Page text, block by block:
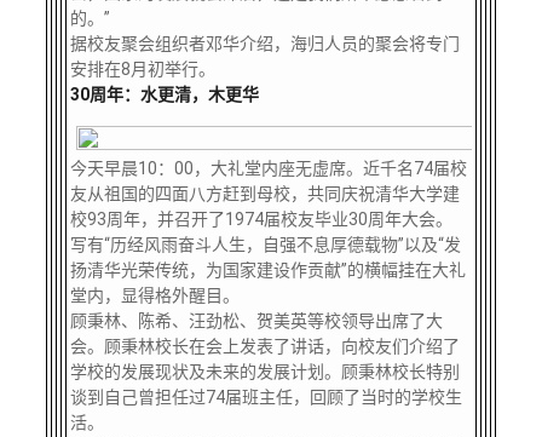
的。”
据校友聚会组织者邓华介绍，海归人员的聚会将专门
安排在8月初举行。
30周年：水更清，木更华
今天早晨10：00，大礼堂内座无虚席。近千名74届校
友从祖国的四面八方赶到母校，共同庆祝清华大学建
校93周年，并召开了1974届校友毕业30周年大会。
写有“历经风雨奋斗人生，自强不息厚德载物”以及“发
扬清华光荣传统，为国家建设作贡献”的横幅挂在大礼
堂内，显得格外醒目。
顾秉林、陈希、汪劲松、贺美英等校领导出席了大
会。顾秉林校长在会上发表了讲话，向校友们介绍了
学校的发展现状及未来的发展计划。顾秉林校长特别
谈到自己曾担任过74届班主任，回顾了当时的学校生
活。